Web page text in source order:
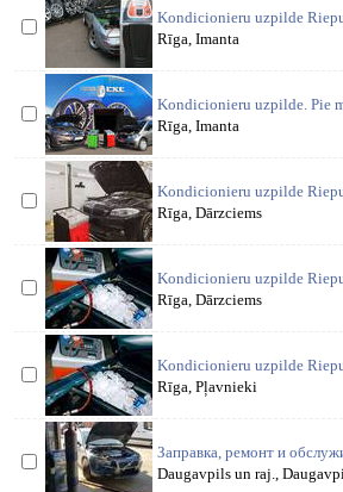
Kondicionieru uzpilde
Rīga, Imanta
Kondicionieru uzpilde. Pie
Rīga, Imanta
Kondicionieru uzpilde
Rīga, Dārzciems
Kondicionieru uzpilde
Rīga, Dārzciems
Kondicionieru uzpilde
Rīga, Pļavnieki
Заправка, ремонт и
Daugavpils un raj.,